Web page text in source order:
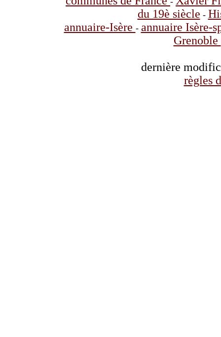
du 19è siècle -
annuaire-Isère - annuaire Isère-
Grenoble
dernière
règles